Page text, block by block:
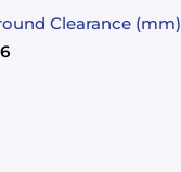
Clearance (mm)